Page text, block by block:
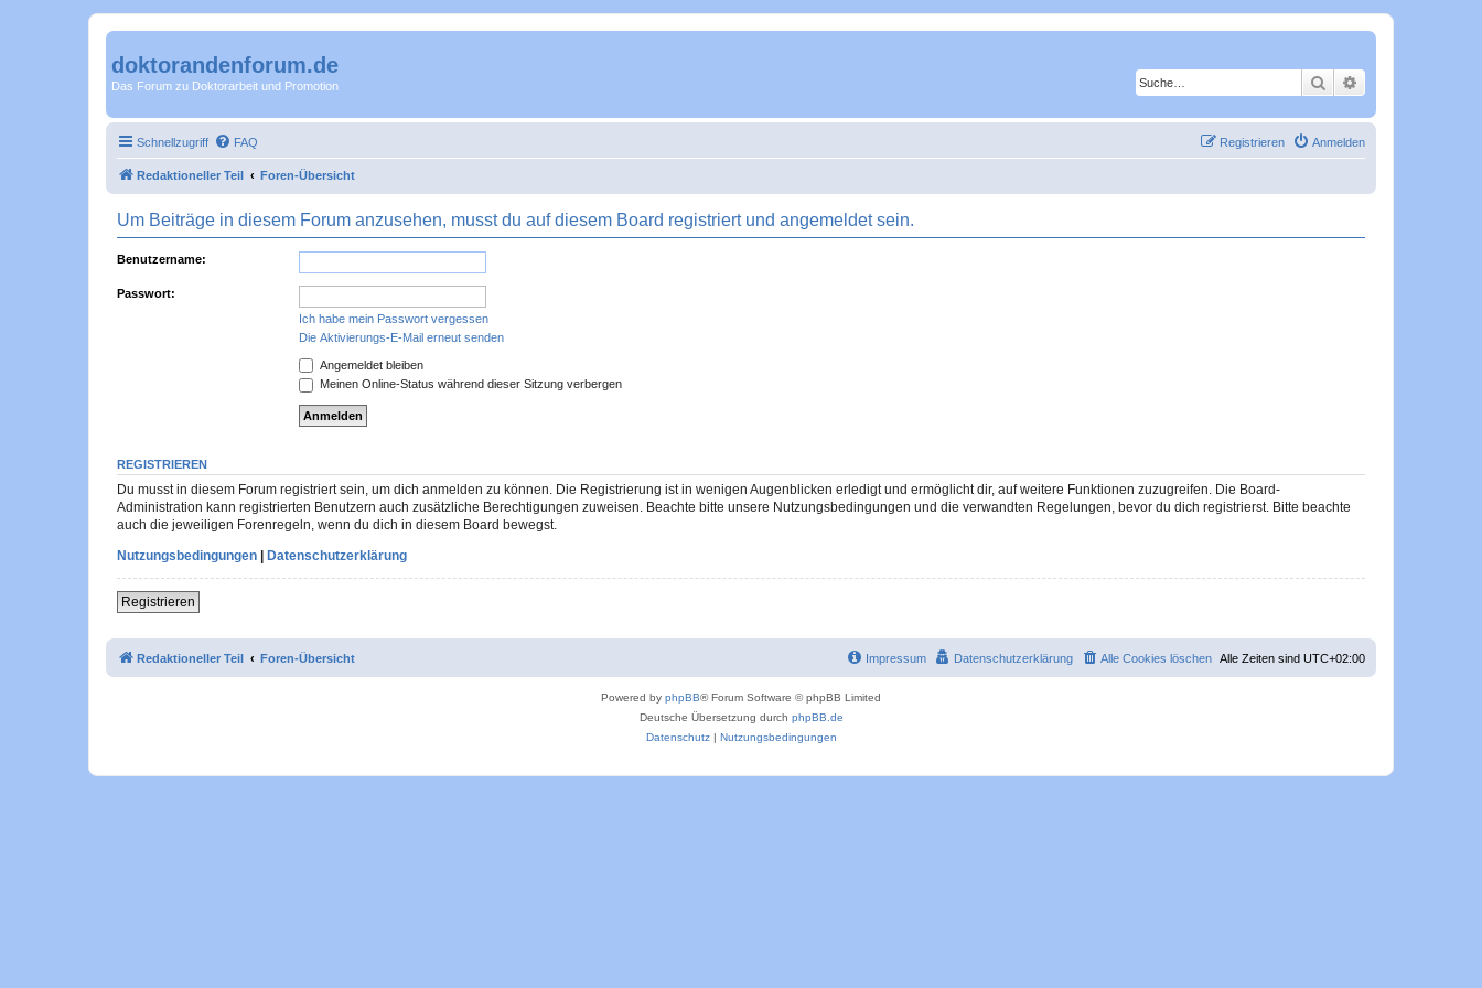
doktorandenforum.de
Das Forum zu Doktorarbeit und Promotion Suche
Schnellzugriff FAQ Anmelden
Registrieren
Redaktioneller Teil Foren-Übersicht
Um Beiträge in diesem Forum anzusehen, musst du auf diesem Board registriert und angemeldet sein.
Benutzername:
Passwort:
Ich habe mein Passwort vergessen
Die Aktivierungs-E-Mail erneut senden
Angemeldet bleiben
Meinen Online-Status während dieser Sitzung verbergen
REGISTRIEREN
Du musst in diesem Forum registriert sein, um dich anmelden zu können. Die Registrierung ist in wenigen Augenblicken erledigt und ermöglicht dir, auf weitere Funktionen zuzugreifen. Die Board-
Administration kann registrierten Benutzern auch zusätzliche Berechtigungen zuweisen. Beachte bitte unsere Nutzungsbedingungen und die verwandten Regelungen, bevor du dich registrierst. Bitte beachte
auch die jeweiligen Forenregeln, wenn du dich in diesem Board bewegst.
Nutzungsbedingungen
Datenschutzerklärung
Registrieren
Redaktioneller Teil Foren-Übersicht Alle Zeiten sind UTC+02:00
Alle Cookies löschen
Datenschutzerklärung
Impressum
Powered by phpBB® Forum Software © phpBB Limited
Deutsche Übersetzung durch phpBB.de
Datenschutz| Nutzungsbedingungen